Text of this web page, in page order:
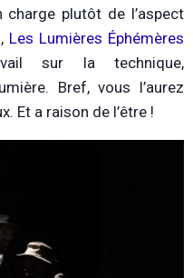
charge plutôt de l’aspect
Les Lumières Éphémères
sur la technique,
Bref, vous l’aurez
Et a raison de l’être !